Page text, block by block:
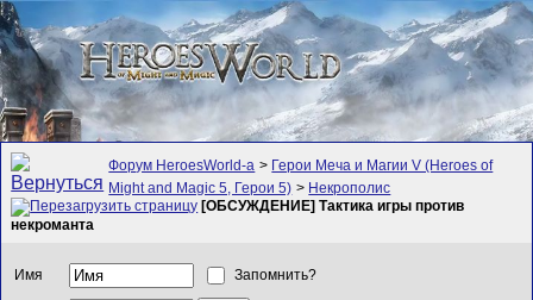
Форум HeroesWorld-а > Герои Меча и Магии V (Heroes of
Might and Magic 5, Герои 5) > Некрополис
[ОБСУЖДЕНИЕ] Тактика игры против
некроманта
Имя Запомнить?